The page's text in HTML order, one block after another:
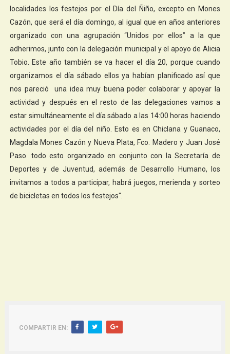
localidades los festejos por el Día del Ñiño, excepto en Mones
Cazón, que será el día domingo, al igual que en años anteriores
organizado con una agrupación “Unidos por ellos” a la que
adherimos, junto con la delegación municipal y el apoyo de Alicia
Tobio. Este año también se va hacer el día 20, porque cuando
organizamos el día sábado ellos ya habían planificado así que
nos pareció una idea muy buena poder colaborar y apoyar la
actividad y después en el resto de las delegaciones vamos a
estar simultáneamente el día sábado a las 14:00 horas haciendo
actividades por el día del niño. Esto es en Chiclana y Guanaco,
Magdala Mones Cazón y Nueva Plata, Fco. Madero y Juan José
Paso. todo esto organizado en conjunto con la Secretaría de
Deportes y de Juventud, además de Desarrollo Humano, los
invitamos a todos a participar, habrá juegos, merienda y sorteo
de bicicletas en todos los festejos".
COMPARTIR EN: